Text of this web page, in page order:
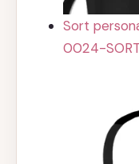
Sort
0024-